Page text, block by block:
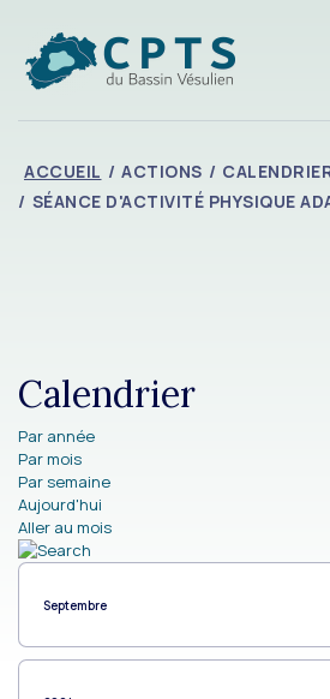
ACCUEIL ACTIONS
SÉANCE D'ACTIVITÉ PHYSIQUE
Calendrier
Par année
Par mois
Par semaine
Aujourd'hui
Aller au mois